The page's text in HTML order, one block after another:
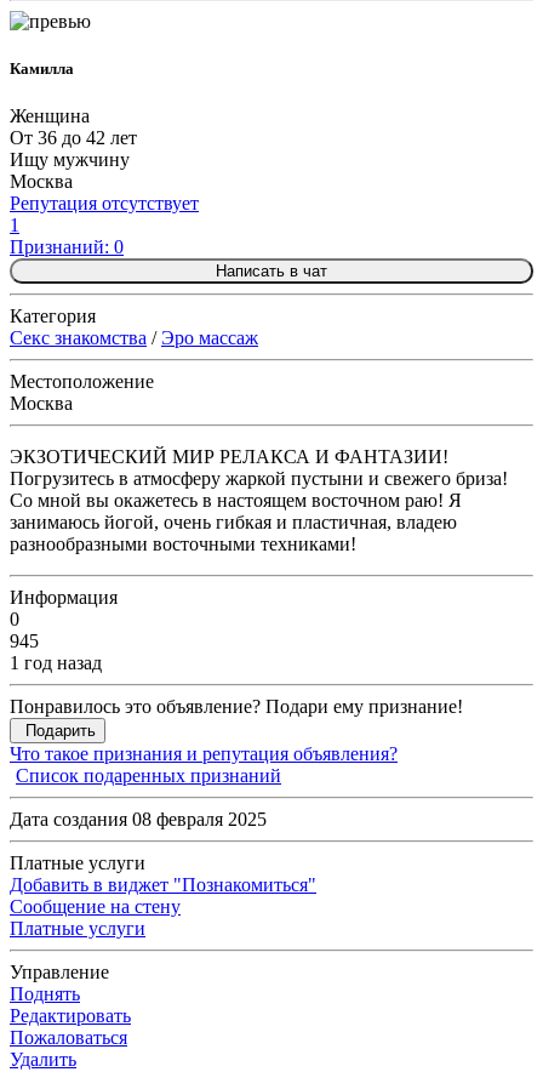
Камилла
Женщина
От 36 до 42 лет
Ищу мужчину
Москва
Репутация отсутствует
1
Признаний: 0
Написать в чат
Категория
Секс знакомства /Эро массаж
Местоположение
Москва
ЭКЗОТИЧЕСКИЙ МИР РЕЛАКСА И ФАНТАЗИИ!
Погрузитесь в атмосферу жаркой пустыни и свежего бриза!
Со мной вы окажетесь в настоящем восточном раю! Я
занимаюсь йогой, очень гибкая и пластичная, владею
разнообразными восточными техниками!
Информация
0
945
1 год назад
Понравилось это объявление? Подари ему признание!
Подарить
Что такое признания и репутация объявления?
Список подаренных признаний
Дата создания 08 февраля 2025
Платные услуги
Добавить в виджет "Познакомиться"
Сообщение на стену
Платные услуги
Управление
Поднять
Редактировать
Пожаловаться
Удалить